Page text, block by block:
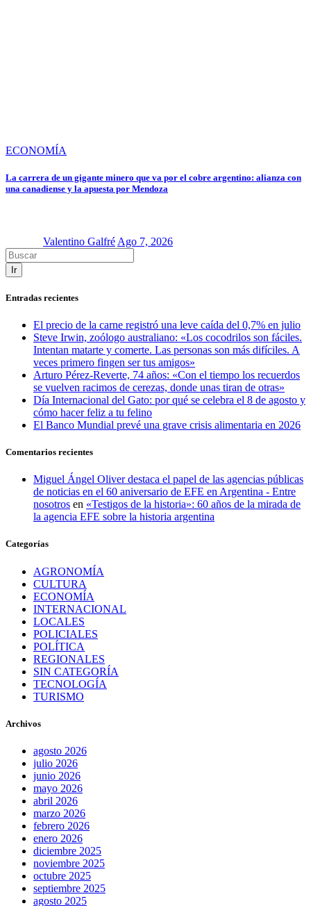
ECONOMÍA
La carrera de un gigante minero que va por el cobre argentino: alianza con
una canadiense y la apuesta por Mendoza
Valentino Galfré Ago 7, 2026
Ir
Entradas recientes
El precio de la carne registró una leve caída del 0,7% en julio
Steve Irwin, zoólogo australiano: «Los cocodrilos son fáciles.
Intentan matarte y comerte. Las personas son más difíciles. A
veces primero fingen ser tus amigos»
Arturo Pérez-Reverte, 74 años: «Con el tiempo los recuerdos
se vuelven racimos de cerezas, donde unas tiran de otras»
Día Internacional del Gato: por qué se celebra el 8 de agosto y
cómo hacer feliz a tu felino
El Banco Mundial prevé una grave crisis alimentaria en 2026
Comentarios recientes
Miguel Ángel Oliver destaca el papel de las agencias públicas
de noticias en el 60 aniversario de EFE en Argentina - Entre
nosotros en «Testigos de la historia»: 60 años de la mirada de
la agencia EFE sobre la historia argentina
Categorías
AGRONOMÍA
CULTURA
ECONOMÍA
INTERNACIONAL
LOCALES
POLICIALES
POLÍTICA
REGIONALES
SIN CATEGORÍA
TECNOLOGÍA
TURISMO
Archivos
agosto 2026
julio 2026
junio 2026
mayo 2026
abril 2026
marzo 2026
febrero 2026
enero 2026
diciembre 2025
noviembre 2025
octubre 2025
septiembre 2025
agosto 2025